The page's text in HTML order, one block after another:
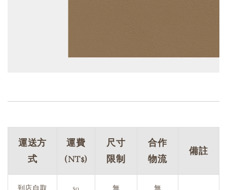
運送方
式
運費
(NT$)
尺寸
限制
合作
物流
備註
到店自取 $0 無 無